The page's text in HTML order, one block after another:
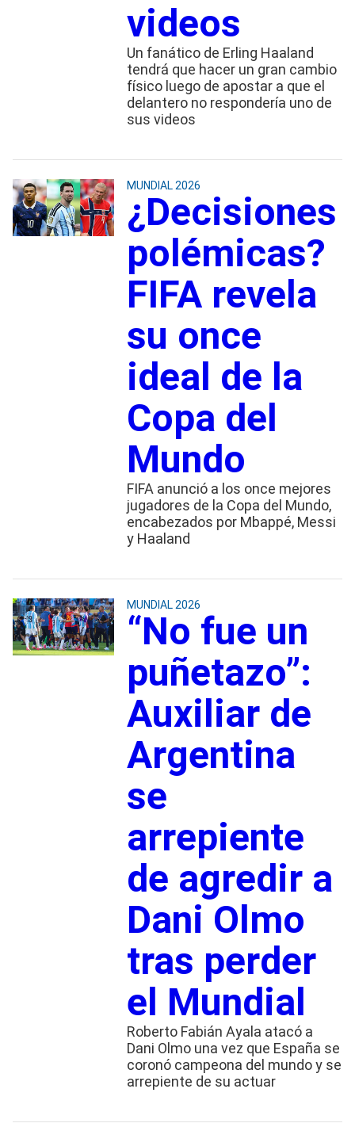
videos
Un fanático de Erling Haaland
tendrá que hacer un gran cambio
físico luego de apostar a que el
delantero no respondería uno de
sus videos
MUNDIAL 2026
¿Decisiones
polémicas?
FIFA revela
su once
ideal de la
Copa del
Mundo
FIFA anunció a los once mejores
jugadores de la Copa del Mundo,
encabezados por Mbappé, Messi
y Haaland
MUNDIAL 2026
“No fue un
puñetazo”:
Auxiliar de
Argentina
se
arrepiente
de agredir a
Dani Olmo
tras perder
el Mundial
Roberto Fabián Ayala atacó a
Dani Olmo una vez que España se
coronó campeona del mundo y se
arrepiente de su actuar